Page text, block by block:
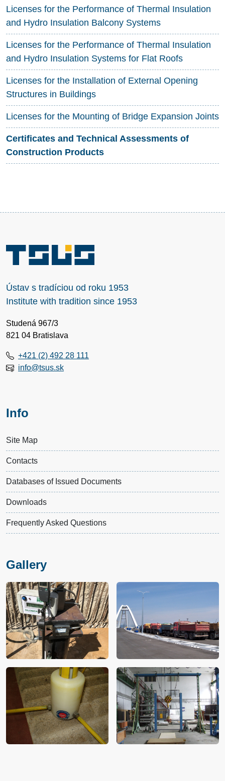
Licenses for the Performance of Thermal Insulation
and Hydro Insulation Balcony Systems
Licenses for the Performance of Thermal Insulation
and Hydro Insulation Systems for Flat Roofs
Licenses for the Installation of External Opening
Structures in Buildings
Licenses for the Mounting of Bridge Expansion Joints
Certificates and Technical Assessments of
Construction Products
Ústav s tradíciou od roku 1953
Institute with tradition since 1953
Studená 967/3
821 04 Bratislava
+421 (2) 492 28 111
info@tsus.sk
Info
Site Map
Contacts
Databases of Issued Documents
Downloads
Frequently Asked Questions
Gallery